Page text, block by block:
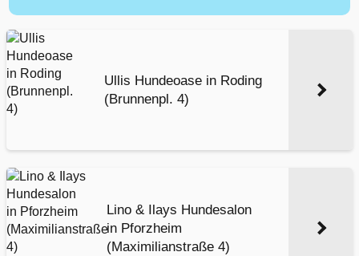
Ullis Hundeoase in Roding
(Brunnenpl. 4)
Lino & Ilays Hundesalon
in Pforzheim
(Maximilianstraße 4)